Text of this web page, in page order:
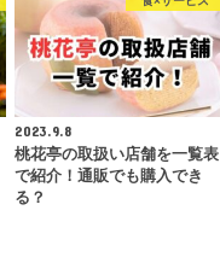
2023.9.8
桃花亭の取扱い店舗を一覧表
で紹介！通販でも購入でき
る？